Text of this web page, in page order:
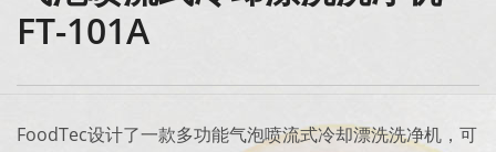
FT-101A
FoodTec设计了一款多功能气泡喷流式冷却漂洗洗净机，可